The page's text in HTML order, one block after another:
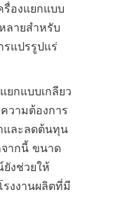
รื่องแยกแบบ
ลายสำหรับ
รแปรรูปแร่
ยกแบบเกลียว
วามต้องการ
และลดต้นทุน
ากนี้ ขนาด
งช่วยให้
รงงานผลิตที่มี